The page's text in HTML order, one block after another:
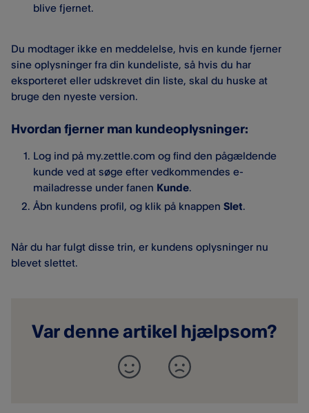
blive fjernet.
Du modtager ikke en meddelelse, hvis en kunde fjerner
sine oplysninger fra din kundeliste, så hvis du har
eksporteret eller udskrevet din liste, skal du huske at
bruge den nyeste version.
Hvordan fjerner man kundeoplysninger:
Log ind på my.zettle.com og find den pågældende
kunde ved at søge efter vedkommendes e-
mailadresse under fanen Kunde.
Åbn kundens profil, og klik på knappen Slet.
Når du har fulgt disse trin, er kundens oplysninger nu
blevet slettet.
Var denne artikel hjælpsom?